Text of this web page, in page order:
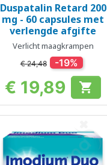
Snel bekijken
Duspatalin Retard 200
mg - 60 capsules met
verlengde afgifte
Verlicht maagkrampen
€ 24,48 -19%
Prijs
€ 19,89 